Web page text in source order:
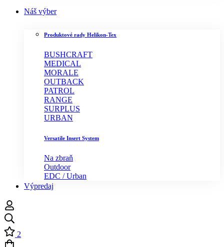
Náš výber
Produktové rady Helikon-Tex
BUSHCRAFT
MEDICAL
MORALE
OUTBACK
PATROL
RANGE
SURPLUS
URBAN
Versatile Insert System
Na zbraň
Outdoor
EDC / Urban
Výpredaj
2